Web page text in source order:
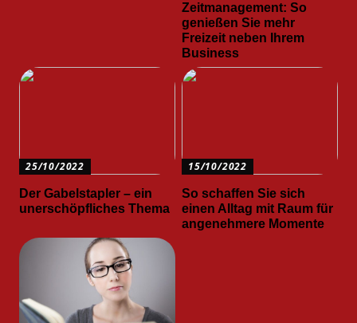
Zeitmanagement: So
genießen Sie mehr
Freizeit neben Ihrem
Business
25/10/2022
Der Gabelstapler – ein
unerschöpfliches Thema
15/10/2022
So schaffen Sie sich
einen Alltag mit Raum für
angenehmere Momente